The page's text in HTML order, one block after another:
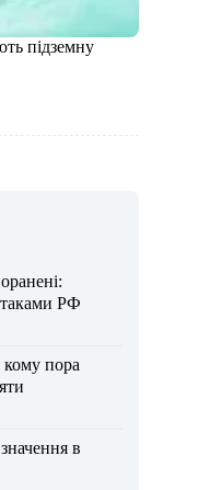
підземну
РФ
кому пора
в